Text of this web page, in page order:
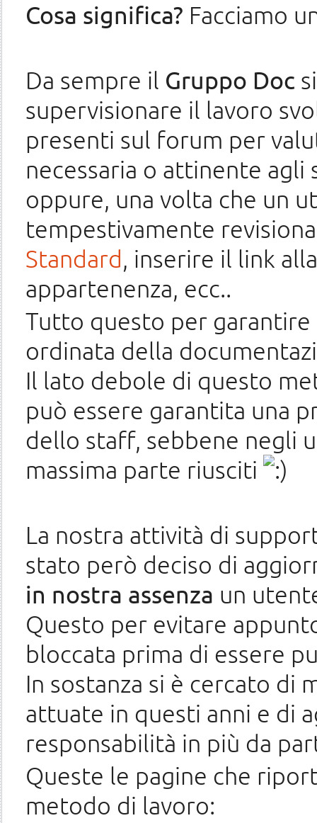
Cosa significa? Facciamo
Da sempre il Gruppo Doc
supervisionare il lavoro
presenti sul forum per
necessaria o attinente agli
oppure, una volta che un
tempestivamente
Standard, inserire il link
appartenenza, ecc..
Tutto questo per garantire
ordinata della
Il lato debole di questo
può essere garantita una
dello staff, sebbene negli
massima parte riusciti
La nostra attività di
stato però deciso di
in nostra assenza un
Questo per evitare
bloccata prima di essere
In sostanza si è cercato di
attuate in questi anni e di
responsabilità in più da
Queste le pagine che
metodo di lavoro: